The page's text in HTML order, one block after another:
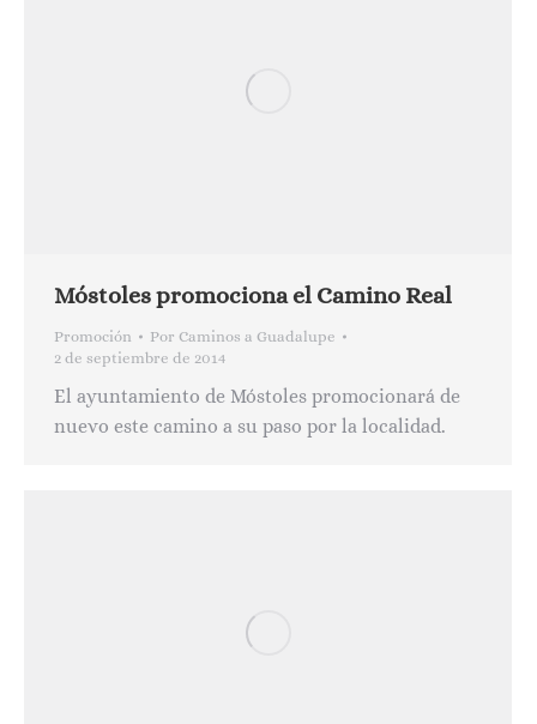
Móstoles promociona el Camino Real
Promoción Por Caminos a Guadalupe
2 de septiembre de 2014
El ayuntamiento de Móstoles promocionará de
nuevo este camino a su paso por la localidad.